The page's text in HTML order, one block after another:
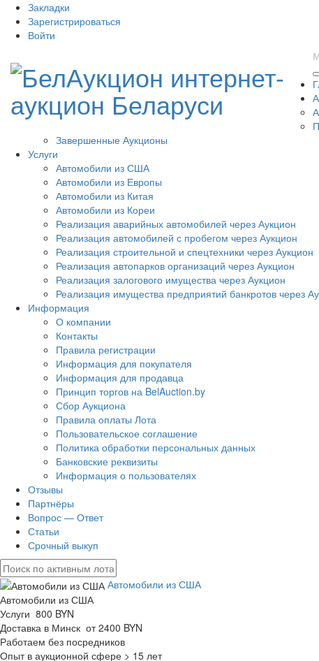
Закладки
Зарегистрироваться
Войти
Завершенные Аукционы
Услуги
Автомобили из США
Автомобили из Европы
Автомобили из Китая
Автомобили из Кореи
Реализация аварийных автомобилей через Аукцион
Реализация автомобилей с пробегом через Аукцион
Реализация строительной и спецтехники через Аукцион
Реализация автопарков организаций через Аукцион
Реализация залогового имущества через Аукцион
Реализация имущества предприятий банкротов через
Информация
О компании
Контакты
Правила регистрации
Информация для покупателя
Информация для продавца
Принцип торгов на BelAuction.by
Сбор Аукциона
Правила оплаты Лота
Пользовательское соглашение
Политика обработки персональных данных
Банковские реквизиты
Информация о пользователях
Отзывы
Партнёры
Вопрос — Ответ
Статьи
Срочный выкуп
Автомобили из США
Автомобили из США
Услуги 800 BYN
Доставка в Минск от 2400 BYN
Работаем без посредников
Опыт в аукционной сфере > 15 лет